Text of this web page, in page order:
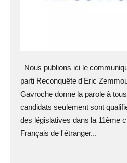
Nous publions ici le
parti Reconquête d'Eric
Gavroche donne la parole à
candidats seulement sont
des législatives dans la 11ème
Français de l'étranger...